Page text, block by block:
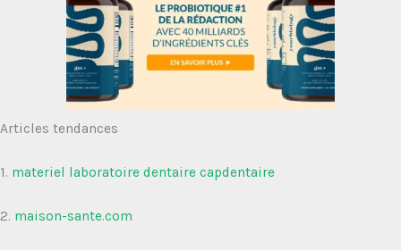
Articles tendances
1. materiel laboratoire dentaire capdentaire
2. maison-sante.com